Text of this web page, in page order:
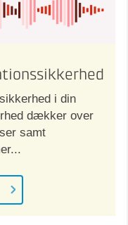
i din
dækker over
samt